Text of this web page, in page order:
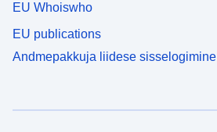
EU Whoiswho
EU publications
Andmepakkuja liidese sisselogimine